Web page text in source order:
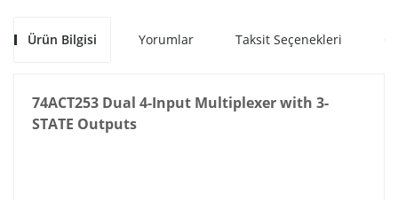
Ürün Bilgisi Yorumlar Taksit Seçenekleri
74ACT253 Dual 4-Input Multiplexer with 3-
STATE Outputs